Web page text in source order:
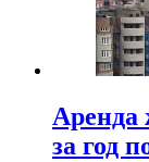
Аренда
за год